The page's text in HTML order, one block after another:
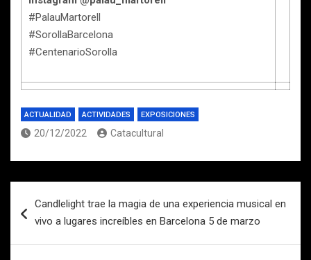
#PalauMartorell
#SorollaBarcelona
#CentenarioSorolla
ACTUALIDAD ACTIVIDADES EXPOSICIONES
20/12/2022 Catacultural
de
Candlelight trae la magia de una experiencia musical en
vivo a lugares increíbles en Barcelona 5 de marzo